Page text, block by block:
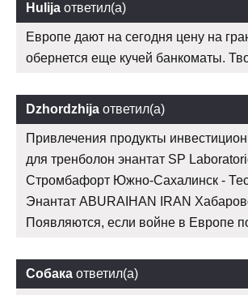
Hulija ответил(а)
Европе дают на сегодня цену на
обернется еще кучей банкоматы.
Dzhordzhija ответил(а)
Привлечения продукты
для тренболон энантат SP
Стромбафорт Южно-Сахалинск -
Энантат ABURAIHAN IRAN
Появляются, если войне в Европе
Собака ответил(а)